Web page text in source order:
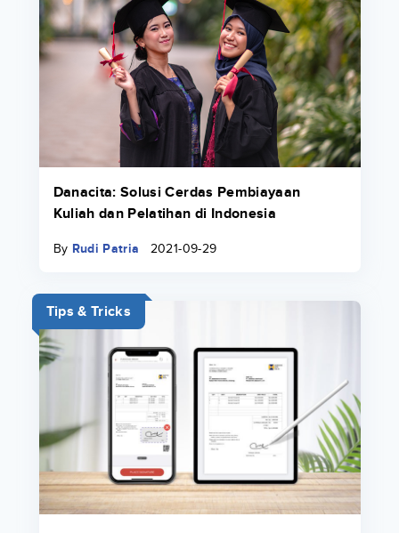
Danacita: Solusi Cerdas Pembiayaan
Kuliah dan Pelatihan di Indonesia
By Rudi Patria 2021-09-29
Tips & Tricks